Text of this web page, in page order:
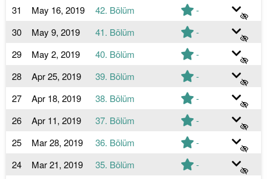
31
May 16, 2019 42. Bölüm
-
30
May 9, 2019 41. Bölüm
-
29
May 2, 2019 40. Bölüm
-
28
Apr 25, 2019 39. Bölüm
-
27
Apr 18, 2019 38. Bölüm
-
26
Apr 11, 2019 37. Bölüm
-
25
Mar 28, 2019 36. Bölüm
-
24
Mar 21, 2019 35. Bölüm
-